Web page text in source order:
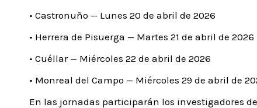
• Castronuño — Lunes 20 de abril de 2026
• Herrera de Pisuerga — Martes 21 de abril de 2026
• Cuéllar — Miércoles 22 de abril de 2026
• Monreal del Campo — Miércoles 29 de abril de
En las jornadas participarán los investigadores